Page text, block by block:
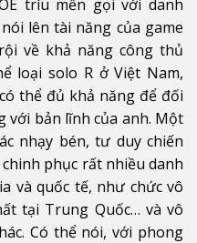
trìu mến gọi với danh
lên tài năng của game
về khả năng công thủ
loại solo R ở Việt Nam,
thể đủ khả năng để đối
với bản lĩnh của anh. Một
nhạy bén, tư duy chiến
chinh phục rất nhiều danh
và quốc tế, như chức vô
tại Trung Quốc… và vô
Có thể nói, với phong